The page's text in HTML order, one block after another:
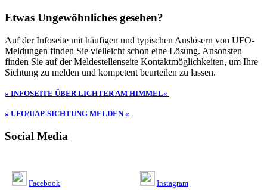
Etwas Ungewöhnliches gesehen?
Auf der Infoseite mit häufigen und typischen Auslösern von UFO-
Meldungen finden Sie vielleicht schon eine Lösung. Ansonsten
finden Sie auf der Meldestellenseite Kontaktmöglichkeiten, um Ihre
Sichtung zu melden und kompetent beurteilen zu lassen.
» INFOSEITE ÜBER LICHTER AM HIMMEL«
» UFO/UAP-SICHTUNG MELDEN «
Social Media
Facebook Instagram